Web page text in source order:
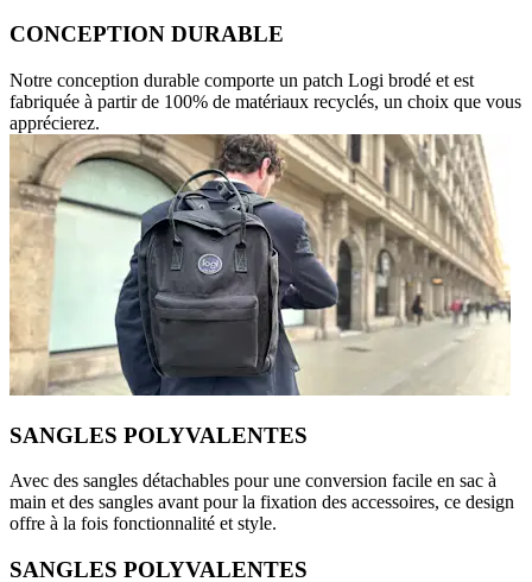
CONCEPTION DURABLE
Notre conception durable comporte un patch Logi brodé et est
fabriquée à partir de 100% de matériaux recyclés, un choix que vous
apprécierez.
SANGLES POLYVALENTES
Avec des sangles détachables pour une conversion facile en sac à
main et des sangles avant pour la fixation des accessoires, ce design
offre à la fois fonctionnalité et style.
SANGLES POLYVALENTES